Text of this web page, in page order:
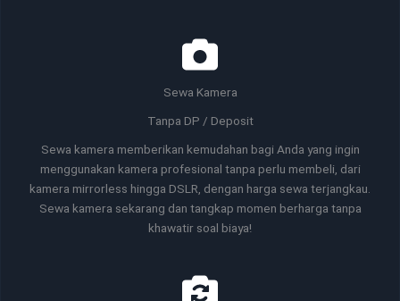
Sewa Kamera
Tanpa DP / Deposit
Sewa kamera memberikan kemudahan bagi Anda yang ingin
menggunakan kamera profesional tanpa perlu membeli, dari
kamera mirrorless hingga DSLR, dengan harga sewa terjangkau.
Sewa kamera sekarang dan tangkap momen berharga tanpa
khawatir soal biaya!